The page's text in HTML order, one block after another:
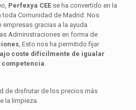
Perfexya CEEse ha convertido en la
toda Comunidad de Madrid. Nos
gracias a la ayuda
Administraciones en forma de
, Esto nos ha permitido fijar
coste difícilmente de igualar
competencia.
de disfrutar de los precios más
la limpieza.